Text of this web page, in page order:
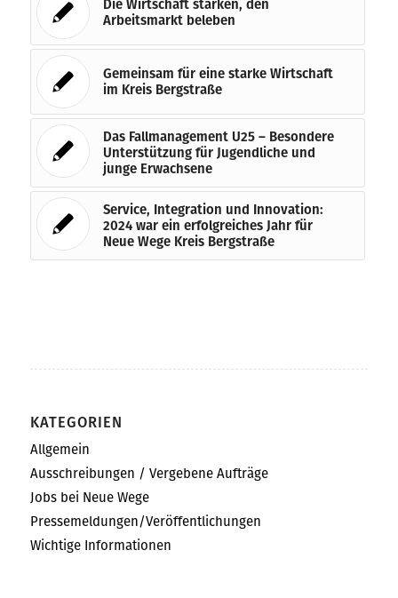
Die Wirtschaft stärken, den
Arbeitsmarkt beleben
Gemeinsam für eine starke Wirtschaft
im Kreis Bergstraße
Das Fallmanagement U25 – Besondere
Unterstützung für Jugendliche und
junge Erwachsene
Service, Integration und Innovation:
2024 war ein erfolgreiches Jahr für
Neue Wege Kreis Bergstraße
KATEGORIEN
Allgemein
Ausschreibungen / Vergebene Aufträge
Jobs bei Neue Wege
Pressemeldungen/Veröffentlichungen
Wichtige Informationen